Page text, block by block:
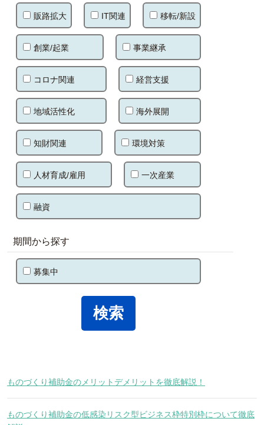
販路拡大 IT関連 移転/新設
創業/起業 事業継承
コロナ関連 経営支援
地域活性化 海外展開
知財関連 環境対策
人材育成/雇用 一次産業
融資
期間から探す
募集中
ものづくり補助金のメリットデメリットを徹底解説！
ものづくり補助金の低感染リスク型ビジネス枠特別枠について徹底